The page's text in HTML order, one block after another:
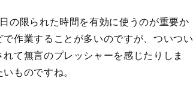
の限られた時間を有効に使うのが重要か
作業することが多いのですが、ついつい
て無言のプレッシャーを感じたりしま
ものですね。